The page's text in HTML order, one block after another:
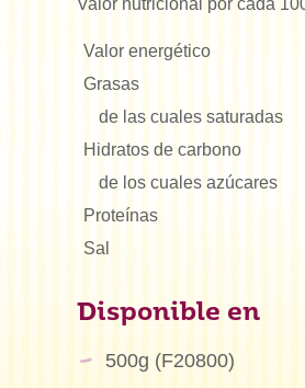
Valor nutricional por cada
Valor energético
Grasas
de las cuales saturadas
Hidratos de carbono
de los cuales azúcares
Proteínas
Sal
Disponible en
500g (F20800)